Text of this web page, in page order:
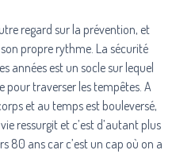
regard sur la prévention, et
propre rythme. La sécurité
années est un socle sur lequel
pour traverser les tempêtes. A
et au temps est bouleversé,
ressurgit et c’est d’autant plus
80 ans car c’est un cap où on a